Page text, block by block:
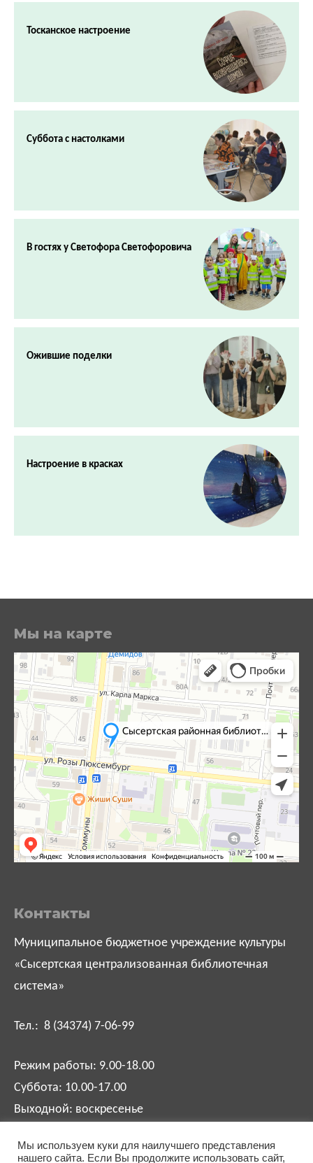
Тосканское настроение
Суббота с настолками
В гостях у Светофора Светофоровича
Ожившие поделки
Настроение в красках
Мы на карте
Контакты
Муниципальное бюджетное учреждение культуры
«Сысертская централизованная библиотечная
система»
Тел.: 8 (34374) 7-06-99
Режим работы: 9.00-18.00
Суббота: 10.00-17.00
Выходной: воскресенье
biblsysert@mail.ru
Мы используем куки для наилучшего представления
нашего сайта. Если Вы продолжите использовать сайт,